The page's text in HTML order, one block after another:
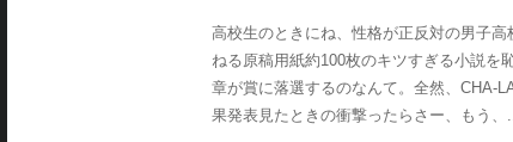
高校生のときにね、性格が正反対の男子
ねる原稿用紙約100枚のキツすぎる小説を
章が賞に落選するのなんて。全然、CHA-
果発表見たときの衝撃ったらさー、もう、...